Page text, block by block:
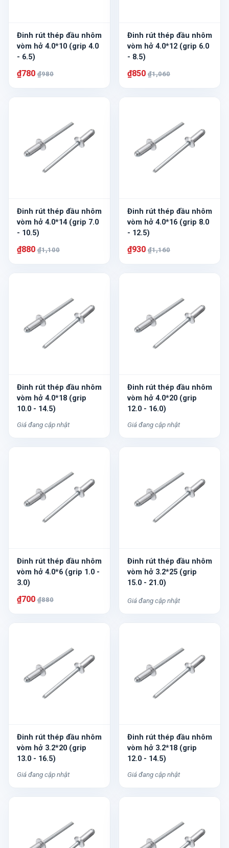
Đinh rút thép đầu nhôm
vòm hở 4.0*10 (grip 4.0
- 6.5)
₫780 ₫980
Đinh rút thép đầu nhôm
vòm hở 4.0*12 (grip 6.0
- 8.5)
₫850 ₫1,060
Đinh rút thép đầu nhôm
vòm hở 4.0*14 (grip 7.0
- 10.5)
₫880 ₫1,100
Đinh rút thép đầu nhôm
vòm hở 4.0*16 (grip 8.0
- 12.5)
₫930 ₫1,160
Đinh rút thép đầu nhôm
vòm hở 4.0*18 (grip
10.0 - 14.5)
Giá đang cập nhật
Đinh rút thép đầu nhôm
vòm hở 4.0*20 (grip
12.0 - 16.0)
Giá đang cập nhật
Đinh rút thép đầu nhôm
vòm hở 4.0*6 (grip 1.0 -
3.0)
₫700 ₫880
Đinh rút thép đầu nhôm
vòm hở 3.2*25 (grip
15.0 - 21.0)
Giá đang cập nhật
Đinh rút thép đầu nhôm
vòm hở 3.2*20 (grip
13.0 - 16.5)
Giá đang cập nhật
Đinh rút thép đầu nhôm
vòm hở 3.2*18 (grip
12.0 - 14.5)
Giá đang cập nhật